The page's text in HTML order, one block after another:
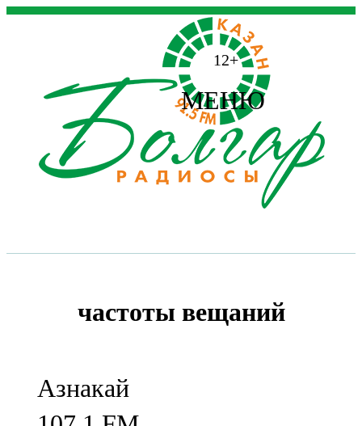
12+
МЕНЮ
частоты вещаний
Азнакай